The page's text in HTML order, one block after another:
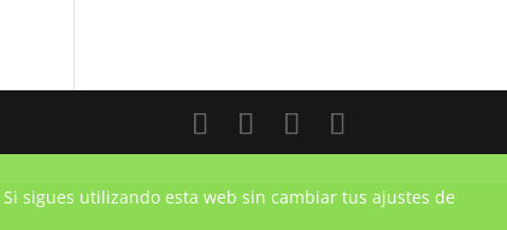
sigues utilizando esta web sin cambiar tus ajustes de